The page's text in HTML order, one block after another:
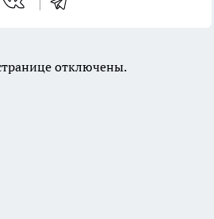
отключены.